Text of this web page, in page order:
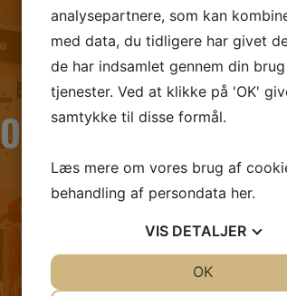
Hvis
analysepartnere, som kan
med data, du tidligere har givet
de har indsamlet gennem din
tjenester. Ved at klikke på 'OK'
samtykke til disse formål.
Læs mere om vores brug af
behandling af persondata her.
VIS DETALJER
OK